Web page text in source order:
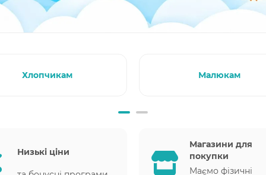
Хлопчикам Малюкам
Низькі ціни
Магазини для
покупки
Маємо фізичні